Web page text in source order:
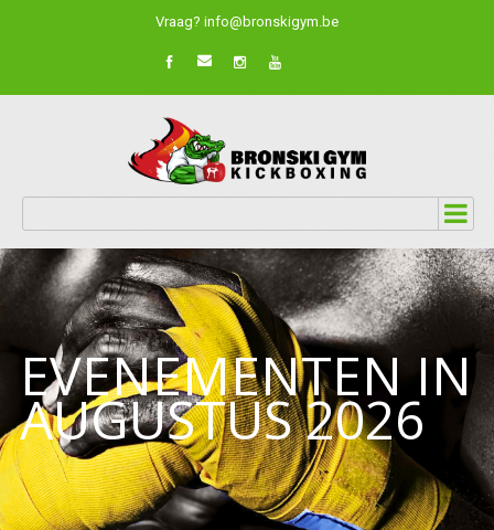
Vraag? info@bronskigym.be
EVENEMENTEN IN
AUGUSTUS 2026